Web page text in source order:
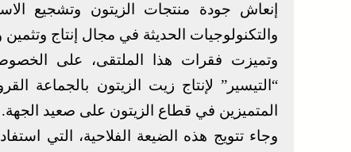
إنعاش جودة منتجات الزيتون وتشجيع
والتكنولوجيات الحديثة في مجال إنتاج
وتميزت فقرات هذا الملتقى، على
“التيسير” لإنتاج زيت الزيتون بالجماعة
المتميزين في قطاع الزيتون على صعيد الجهة.
وجاء تتويج هذه الضيعة الفلاحية، التي